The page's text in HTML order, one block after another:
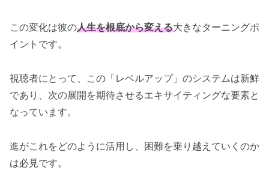
この変化は彼の人生を根底から変える大きなターニングポ
イントです。
視聴者にとって、この「レベルアップ」のシステムは新鮮
であり、次の展開を期待させるエキサイティングな要素と
なっています。
進がこれをどのように活用し、困難を乗り越えていくのか
は必見です。